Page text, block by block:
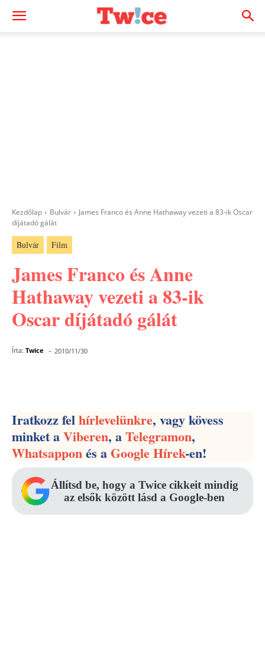
Kezdőlap Bulvár
James Franco és Anne Hathaway vezeti a 83-ik Oscar
díjátadó gálát
Bulvár Film
James Franco és Anne
Hathaway vezeti a 83-ik
Oscar díjátadó gálát
Írta: Twice - 2010/11/30
Iratkozz felhírlevelünkre, vagy kövess
minket aViberen, aTelegramon,
Whatsapponés aGoogle Hírek-en!
Állítsd be, hogy a Twice cikkeit mindig
az elsők között lásd a Google-ben